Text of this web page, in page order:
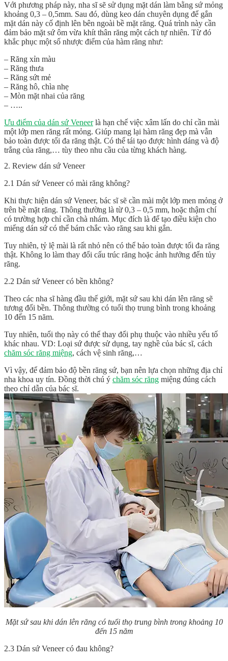
Với phương pháp này, nha sĩ sẽ sử dụng mặt dán làm bằng sứ mỏng
khoảng 0,3 – 0,5mm. Sau đó, dùng keo dán chuyên dụng để gắn
mặt dán này cố định lên bên ngoài bề mặt răng. Quá trình này cần
đảm bảo mặt sứ ôm vừa khít thân răng một cách tự nhiên. Từ đó
khắc phục một số nhược điểm của hàm răng như:
– Răng xỉn màu
– Răng thưa
– Răng sứt mẻ
– Răng hô, chìa nhẹ
– Mòn mặt nhai của răng
– …..
Ưu điểm của dán sứ Veneerlà hạn chế việc xâm lấn do chỉ cần mài
một lớp men răng rất mỏng. Giúp mang lại hàm răng đẹp mà vẫn
bảo toàn được tối đa răng thật. Có thể tái tạo được hình dáng và độ
trắng của răng,… tùy theo nhu cầu của từng khách hàng.
2. Review dán sứ Veneer
2.1 Dán sứ Veneer có mài răng không?
Khi thực hiện dán sứ Veneer, bác sĩ sẽ cần mài một lớp men mỏng ở
trên bề mặt răng. Thông thường là từ 0,3 – 0,5 mm, hoặc thậm chí
có trường hợp chỉ cần chà nhám. Mục đích là để tạo điều kiện cho
miếng dán sứ có thể bám chắc vào răng sau khi gắn.
Tuy nhiên, tỷ lệ mài là rất nhỏ nên có thể bảo toàn được tối đa răng
thật. Không lo làm thay đổi cấu trúc răng hoặc ảnh hưởng đến tủy
răng.
2.2 Dán sứ Veneer có bền không?
Theo các nha sĩ hàng đầu thế giới, mặt sứ sau khi dán lên răng sẽ
tương đối bền. Thông thường có tuổi thọ trung bình trong khoảng
10 đến 15 năm.
Tuy nhiên, tuổi thọ này có thể thay đổi phụ thuộc vào nhiều yếu tố
khác nhau. VD: Loại sứ được sử dụng, tay nghề của bác sĩ, cách
chăm sóc răng miệng, cách vệ sinh răng,…
Vì vậy, để đảm bảo độ bền răng sứ, bạn nên lựa chọn những địa chỉ
nha khoa uy tín. Đồng thời chú ý chăm sóc răng miệng đúng cách
theo chỉ dẫn của bác sĩ.
Mặt sứ sau khi dán lên răng có tuổi thọ trung bình trong khoảng 10
đến 15 năm
2.3 Dán sứ Veneer có đau không?